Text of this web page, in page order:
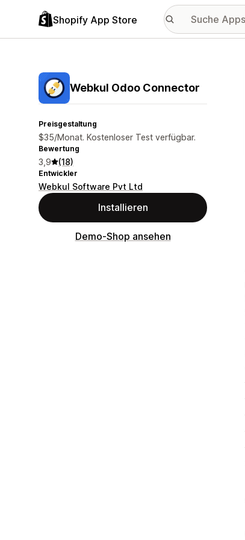
Shopify App Store
Webkul Odoo Connector
Preisgestaltung
$35/Monat. Kostenloser Test verfügbar.
Bewertung
3,9 (18)
Entwickler
Webkul Software Pvt Ltd
Installieren
Demo-Shop ansehen